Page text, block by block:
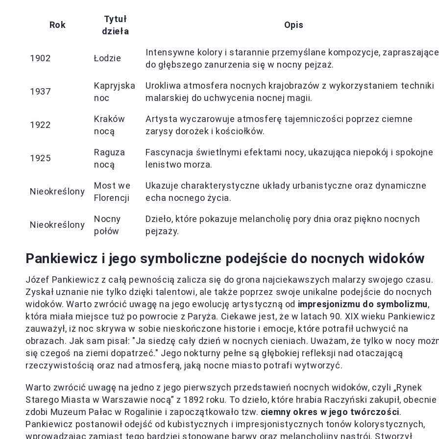
Rok
Tytuł
dzieła
Opis
1902 Łodzie
Intensywne kolory i starannie przemyślane kompozycje, zapraszające
do głębszego zanurzenia się w nocny pejzaż.
1937
Kapryjska
noc
Urokliwa atmosfera nocnych krajobrazów z wykorzystaniem techniki
malarskiej do uchwycenia nocnej magii.
1922
Kraków
nocą
Artysta wyczarowuje atmosferę tajemniczości poprzez ciemne
zarysy dorożek i kościołków.
1925
Raguza
nocą
Fascynacja świetlnymi efektami nocy, ukazująca niepokój i spokojne
lenistwo morza.
Nieokreślony
Most we
Florencji
Ukazuje charakterystyczne układy urbanistyczne oraz dynamiczne
echa nocnego życia.
Nieokreślony
Nocny
połów
Dzieło, które pokazuje melancholię pory dnia oraz piękno nocnych
pejzaży.
Pankiewicz i jego symboliczne podejście do nocnych widoków
Józef Pankiewicz z całą pewnością zalicza się do grona najciekawszych malarzy swojego czasu.
Zyskał uznanie nie tylko dzięki talentowi, ale także poprzez swoje unikalne podejście do nocnych
widoków. Warto zwrócić uwagę na jego ewolucję artystyczną od impresjonizmu do symbolizmu,
która miała miejsce tuż po powrocie z Paryża. Ciekawe jest, że w latach 90. XIX wieku Pankiewicz
zauważył, iż noc skrywa w sobie nieskończone historie i emocje, które potrafił uchwycić na
obrazach. Jak sam pisał: "Ja siedzę cały dzień w nocnych cieniach. Uważam, że tylko w nocy
się czegoś na ziemi dopatrzeć." Jego nokturny pełne są głębokiej refleksji nad otaczającą
rzeczywistością oraz nad atmosferą, jaką nocne miasto potrafi wytworzyć.
Warto zwrócić uwagę na jedno z jego pierwszych przedstawień nocnych widoków, czyli „Rynek
Starego Miasta w Warszawie nocą” z 1892 roku. To dzieło, które hrabia Raczyński zakupił, obecnie
zdobi Muzeum Pałac w Rogalinie i zapoczątkowało tzw. ciemny okres w jego twórczości.
Pankiewicz postanowił odejść od kubistycznych i impresjonistycznych tonów kolorystycznych,
wprowadzając zamiast tego bardziej stonowane barwy oraz melancholijny nastrój. Stworzył